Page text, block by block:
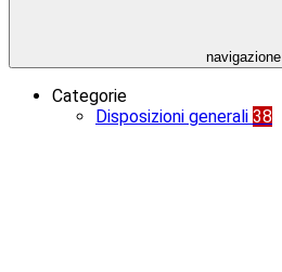
navigazione
Categorie
Disposizioni generali 38